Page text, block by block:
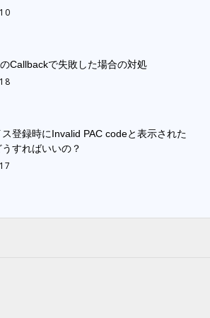
Callbackで失敗した場合の対処
登録時にInvalid PAC codeと表示された
うすればいいの？